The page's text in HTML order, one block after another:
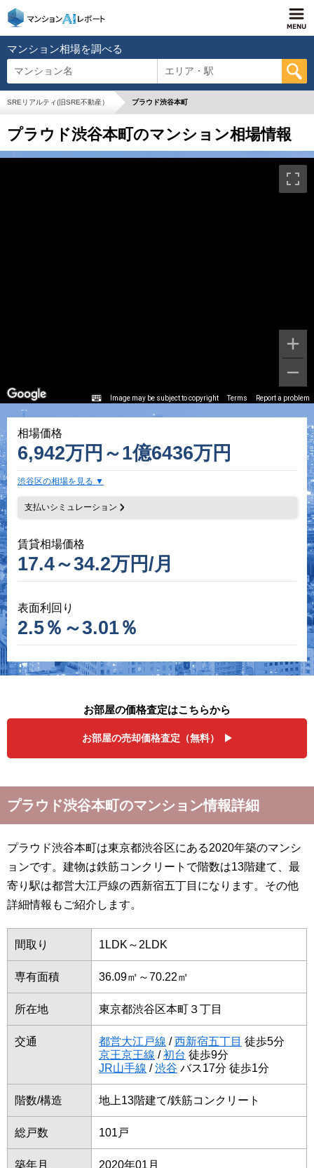
マンション相場を調べる
マンション名 エリア・駅
SREリアルティ(旧SRE不動産） プラウド渋谷本町
プラウド渋谷本町のマンション相場情報
相場価格
6,942万円～1億6436万円
渋谷区の相場を見る
支払いシミュレーション
賃貸相場価格
17.4～34.2万円/月
表面利回り
2.5％～3.01％
Image may be subject to copyright Terms Report a problem
お部屋の価格査定はこちらから
お部屋の売却価格査定（無料）
プラウド渋谷本町のマンション情報詳細
プラウド渋谷本町は東京都渋谷区にある2020年築のマンシ
ョンです。建物は鉄筋コンクリートで階数は13階建て、最
寄り駅は都営大江戸線の西新宿五丁目になります。その他
詳細情報もご紹介します。
間取り 1LDK～2LDK
専有面積 36.09㎡～70.22㎡
所在地 東京都渋谷区本町３丁目
交通 都営大江戸線 /西新宿五丁目 徒歩5分
京王京王線 /初台 徒歩9分
JR山手線 /渋谷 バス17分 徒歩1分
階数/構造 地上13階建て/鉄筋コンクリート
総戸数 101戸
築年月 2020年01月